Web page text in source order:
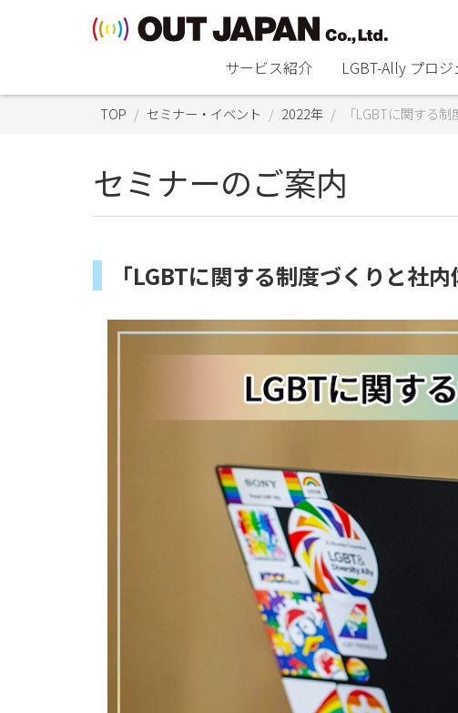
サービス紹介 LGBT-Ally プロジ
TOP セミナー・イベント 2022年 「LGBTに関する
セミナーのご案内
「LGBTに関する制度づくりと社